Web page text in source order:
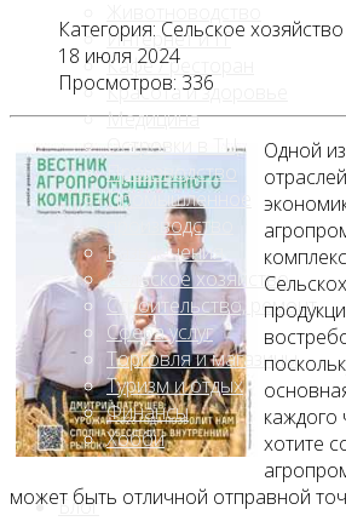
Интернет и IT
Кафе / ресторан
Красота и здоровье
Медицина
Островки в ТЦ
Производство
Промышленное
производство
Развлечения
Сельское хозяйство
Строительство, ремонт
Сфера услуг
Торговля и магазины
Туризм и отдых
Финансы
Хобби
Блог
Категория: Сельское хозяйство
18 июля 2024
Просмотров: 336
Одной
каждого
хотите
может быть отличной отправной